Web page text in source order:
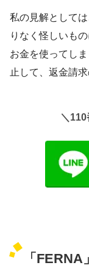
私の見解として
りなく怪しい も
お金を使ってし
止して、返金請
＼
「